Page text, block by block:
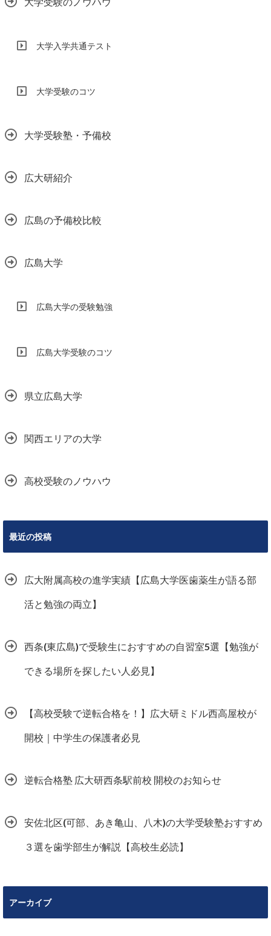
大学入学共通テスト
大学受験のコツ
大学受験塾・予備校
広大研紹介
広島の予備校比較
広島大学
広島大学の受験勉強
広島大学受験のコツ
県立広島大学
関西エリアの大学
高校受験のノウハウ
最近の投稿
広大附属高校の進学実績【広島大学医歯薬生が語る部
活と勉強の両立】
西条(東広島)で受験生におすすめの自習室5選【勉強が
できる場所を探したい人必見】
【高校受験で逆転合格を！】広大研ミドル西高屋校が
開校｜中学生の保護者必見
逆転合格塾 広大研西条駅前校 開校のお知らせ
安佐北区(可部、あき亀山、八木)の大学受験塾おすすめ
３選を歯学部生が解説【高校生必読】
アーカイブ